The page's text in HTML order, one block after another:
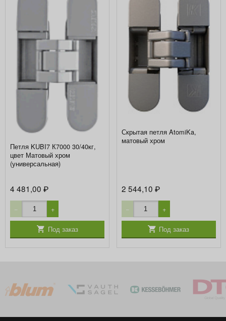
Петля KUBI7 К7000 30/40кг,
цвет Матовый хром
(универсальная)
4 481,00₽
− +
Под заказ
Скрытая петля AtomiKa,
матовый хром
2 544,10 ₽
− +
Под заказ